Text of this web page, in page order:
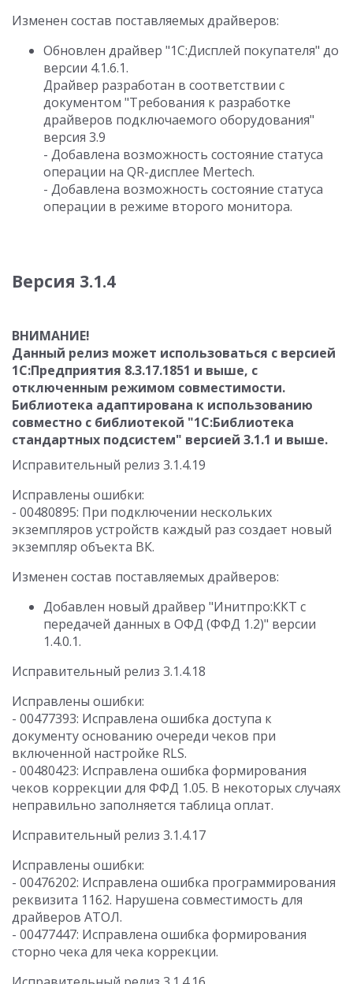
Изменен состав поставляемых драйверов:
Обновлен драйвер "1С:Дисплей покупателя" до
версии 4.1.6.1.
Драйвер разработан в соответствии с
документом "Требования к разработке
драйверов подключаемого оборудования"
версия 3.9
- Добавлена возможность состояние статуса
операции на QR-дисплее Mertech.
- Добавлена возможность состояние статуса
операции в режиме второго монитора.
Версия 3.1.4
ВНИМАНИЕ!
Данный релиз может использоваться с версией
1С:Предприятия 8.3.17.1851 и выше, с
отключенным режимом совместимости.
Библиотека адаптирована к использованию
совместно с библиотекой "1С:Библиотека
стандартных подсистем" версией 3.1.1 и выше.
Исправительный релиз 3.1.4.19
Исправлены ошибки:
- 00480895: При подключении нескольких
экземпляров устройств каждый раз создает новый
экземпляр объекта ВК.
Изменен состав поставляемых драйверов:
Добавлен новый драйвер "Инитпро:ККТ с
передачей данных в ОФД (ФФД 1.2)" версии
1.4.0.1.
Исправительный релиз 3.1.4.18
Исправлены ошибки:
- 00477393: Исправлена ошибка доступа к
документу основанию очереди чеков при
включенной настройке RLS.
- 00480423: Исправлена ошибка формирования
чеков коррекции для ФФД 1.05. В некоторых случаях
неправильно заполняется таблица оплат.
Исправительный релиз 3.1.4.17
Исправлены ошибки:
- 00476202: Исправлена ошибка программирования
реквизита 1162. Нарушена совместимость для
драйверов АТОЛ.
- 00477447: Исправлена ошибка формирования
сторно чека для чека коррекции.